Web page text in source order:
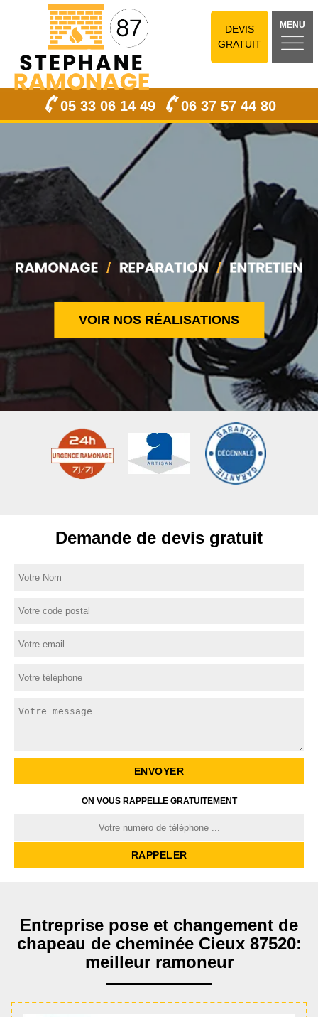
DEVIS
GRATUIT
MENU
05 33 06 14 49 06 37 57 44 80
VOIR NOS RÉALISATIONS
Demande de devis gratuit
ON VOUS RAPPELLE GRATUITEMENT
Entreprise pose et changement de
chapeau de cheminée Cieux 87520:
meilleur ramoneur